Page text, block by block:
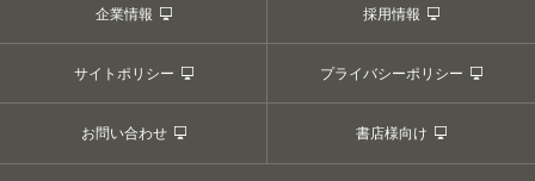
企業情報 採用情報
サイトポリシー プライバシーポリシー
お問い合わせ 書店様向け